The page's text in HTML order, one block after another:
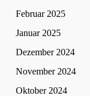
Februar 2025
Januar 2025
Dezember 2024
November 2024
Oktober 2024